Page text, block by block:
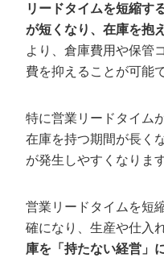
リードタイムを短縮す
が短くなり、在庫を抱
より、倉庫費用や保管
費を抑えることが可能
特に営業リードタイム
在庫を持つ期間が長く
が発生しやすくなります
営業リードタイムを短
確になり、生産や仕入
庫を「持たない経営」